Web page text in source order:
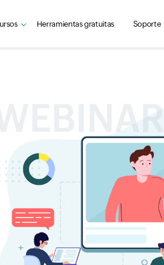
Herramientas gratuitas Soporte